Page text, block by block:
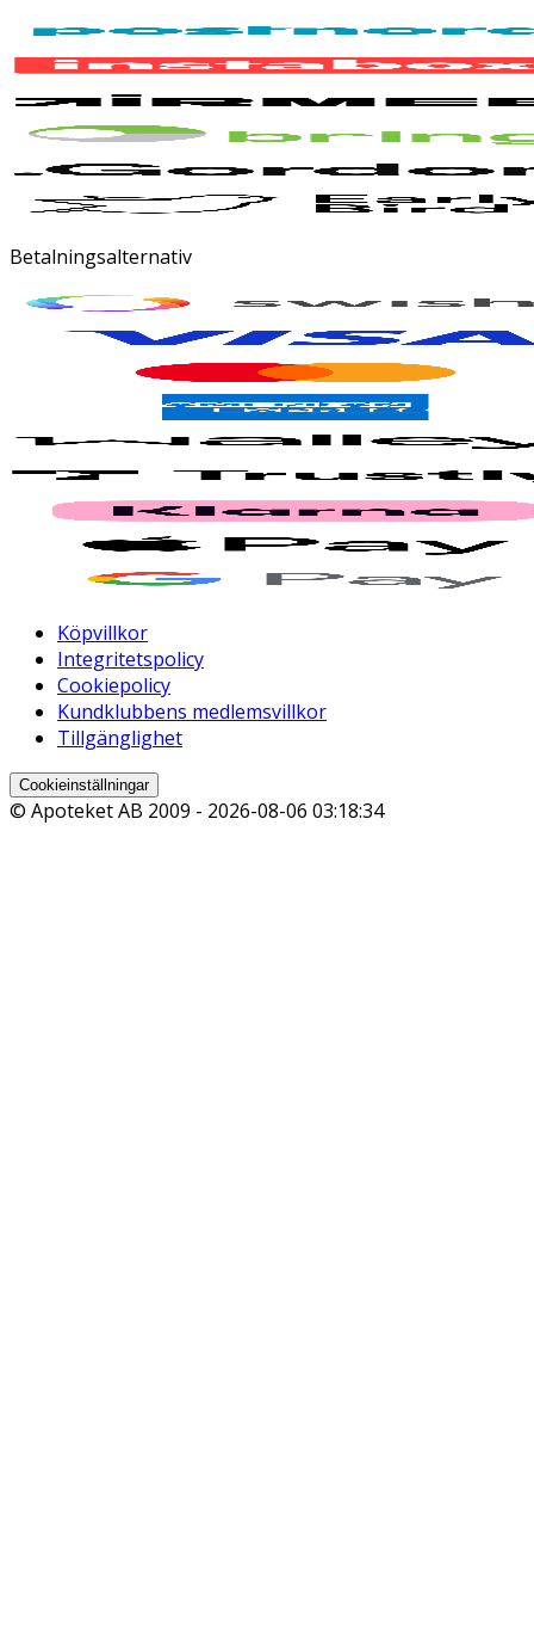
Betalningsalternativ
Köpvillkor
Integritetspolicy
Cookiepolicy
Kundklubbens medlemsvillkor
Tillgänglighet
Cookieinställningar
© Apoteket AB 2009 - 2026-08-06 03:18:34